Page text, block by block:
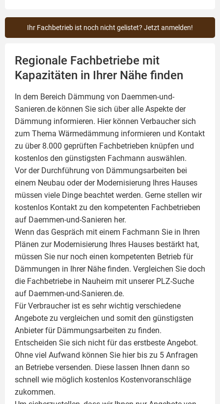
Ihr Fachbetrieb ist noch nicht gelistet? Jetzt anmelden!
Regionale Fachbetriebe mit
Kapazitäten in Ihrer Nähe finden
In dem Bereich Dämmung von Daemmen-und-
Sanieren.de können Sie sich über alle Aspekte der
Dämmung informieren. Hier können Verbaucher sich
zum Thema Wärmedämmung informieren und Kontakt
zu über 8.000 geprüften Fachbetrieben knüpfen und
kostenlos den günstigsten Fachmann auswählen.
Vor der Durchführung von Dämmungsarbeiten bei
einem Neubau oder der Modernisierung Ihres Hauses
müssen viele Dinge beachtet werden. Gerne stellen wir
kostenlos Kontakt zu den kompetenten Fachbetrieben
auf Daemmen-und-Sanieren her.
Wenn das Gespräch mit einem Fachmann Sie in Ihren
Plänen zur Modernisierung Ihres Hauses bestärkt hat,
müssen Sie nur noch einen kompetenten Betrieb für
Dämmungen in Ihrer Nähe finden. Vergleichen Sie doch
die Fachbetriebe in Nauheim mit unserer PLZ-Suche
auf Daemmen-und-Sanieren.de.
Für Verbraucher ist es sehr wichtig verschiedene
Angebote zu vergleichen und somit den günstigsten
Anbieter für Dämmungsarbeiten zu finden.
Entscheiden Sie sich nicht für das erstbeste Angebot.
Ohne viel Aufwand können Sie hier bis zu 5 Anfragen
an Betriebe versenden. Diese lassen Ihnen dann so
schnell wie möglich kostenlos Kostenvoranschläge
zukommen.